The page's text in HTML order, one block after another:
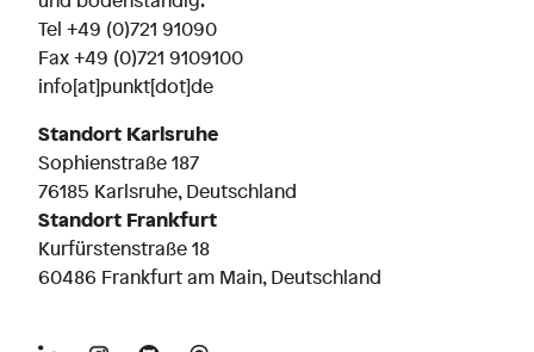
Tel +49 (0)721 91090
Fax +49 (0)721 9109100
info[at]punkt[dot]de
Standort Karlsruhe
Sophienstraße 187
76185 Karlsruhe, Deutschland
Standort Frankfurt
Kurfürstenstraße 18
60486 Frankfurt am Main, Deutschland